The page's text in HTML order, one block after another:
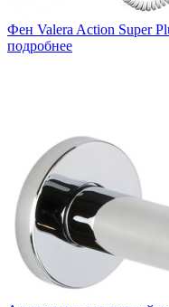
Фен Valera Action Super
подробнее